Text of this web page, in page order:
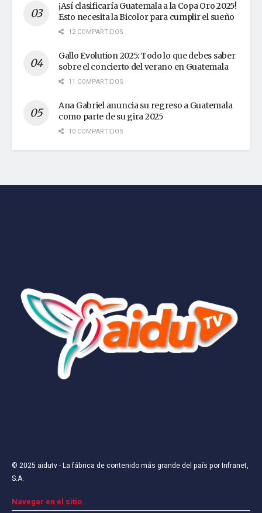
¡Así clasificaría Guatemala a la Copa Oro 2025!
Esto necesita la Bicolor para cumplir el sueño
12 COMPARTIDOS
Gallo Evolution 2025: Todo lo que debes saber
sobre el concierto del verano en Guatemala
11 COMPARTIDOS
Ana Gabriel anuncia su regreso a Guatemala
como parte de su gira 2025
10 COMPARTIDOS
© 2025 aidutv- La fábrica de contenido más grande del país porInfranet,
S.A.
Navegar en el sitio